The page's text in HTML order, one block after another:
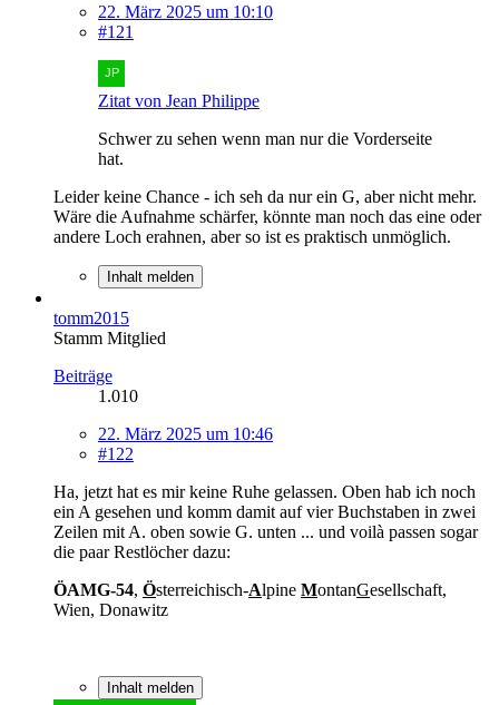
22. März 2025 um 10:10
#121
Zitat von Jean Philippe
Schwer zu sehen wenn man nur die Vorderseite
hat.
Leider keine Chance - ich seh da nur ein G, aber nicht mehr.
Wäre die Aufnahme schärfer, könnte man noch das eine oder
andere Loch erahnen, aber so ist es praktisch unmöglich.
Inhalt melden
tomm2015
Stamm Mitglied
Beiträge
1.010
22. März 2025 um 10:46
#122
Ha, jetzt hat es mir keine Ruhe gelassen. Oben hab ich noch
ein A gesehen und komm damit auf vier Buchstaben in zwei
Zeilen mit A. oben sowie G. unten ... und voilà passen sogar
die paar Restlöcher dazu:
ÖAMG-54, Österreichisch-Alpine MontanGesellschaft,
Wien, Donawitz
Inhalt melden